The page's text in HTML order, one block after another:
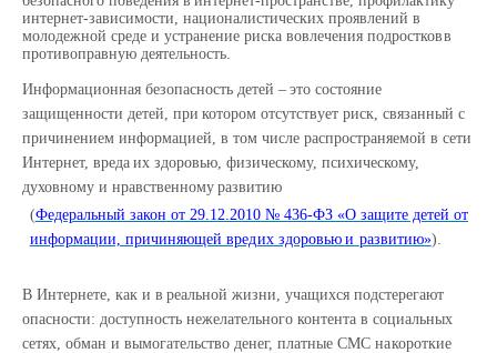
интернет-зависимости, националистических проявлений в
молодежной среде и устранение риска вовлечения подростковв
противоправную деятельность.
Информационная безопасность детей – это состояние
защищенности детей, при котором отсутствует риск, связанный с
причинением информацией, в том числе распространяемой в сети
Интернет, вреда их здоровью, физическому, психическому,
духовному и нравственному развитию
(Федеральный закон от 29.12.2010 № 436-ФЗ «О защите детей от
информации, причиняющей вредих здоровью и развитию»).
В Интернете, как и в реальной жизни, учащихся подстерегают
опасности: доступность нежелательного контента в социальных
сетях, обман и вымогательство денег, платные СМС накороткие